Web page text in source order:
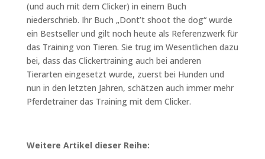
(und auch mit dem Clicker) in einem Buch
niederschrieb. Ihr Buch „Dont’t shoot the dog“ wurde
ein Bestseller und gilt noch heute als Referenzwerk für
das Training von Tieren. Sie trug im Wesentlichen dazu
bei, dass das Clickertraining auch bei anderen
Tierarten eingesetzt wurde, zuerst bei Hunden und
nun in den letzten Jahren, schätzen auch immer mehr
Pferdetrainer das Training mit dem Clicker.
Weitere Artikel dieser Reihe: